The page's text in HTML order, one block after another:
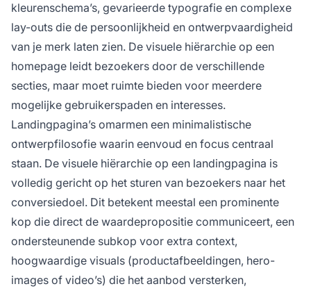
kleurenschema’s, gevarieerde typografie en complexe
lay-outs die de persoonlijkheid en ontwerpvaardigheid
van je merk laten zien. De visuele hiërarchie op een
homepage leidt bezoekers door de verschillende
secties, maar moet ruimte bieden voor meerdere
mogelijke gebruikerspaden en interesses.
Landingpagina’s omarmen een minimalistische
ontwerpfilosofie waarin eenvoud en focus centraal
staan. De visuele hiërarchie op een landingpagina is
volledig gericht op het sturen van bezoekers naar het
conversiedoel. Dit betekent meestal een prominente
kop die direct de waardepropositie communiceert, een
ondersteunende subkop voor extra context,
hoogwaardige visuals (productafbeeldingen, hero-
images of video’s) die het aanbod versterken,